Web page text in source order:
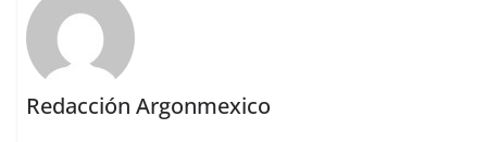
Redacción Argonmexico